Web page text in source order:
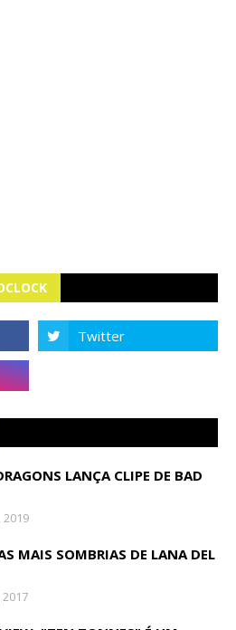
LANÇA CLIPE DE BAD
2019
MAIS SOMBRIAS DE LANA DEL